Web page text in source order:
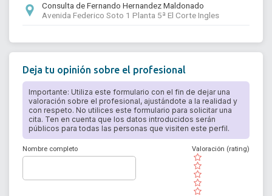
Consulta de Fernando Hernandez Maldonado
Avenida Federico Soto 1 Planta 5ª El Corte Ingles
Deja tu opinión sobre el profesional
Importante: Utiliza este formulario con el fin de dejar una
valoración sobre el profesional, ajustándote a la realidad y
con respeto. No utilices este formulario para solicitar una
cita. Ten en cuenta que los datos introducidos serán
públicos para todas las personas que visiten este perfil.
Nombre completo
( )
( )
( )
( )
( )
Valoración (rating)